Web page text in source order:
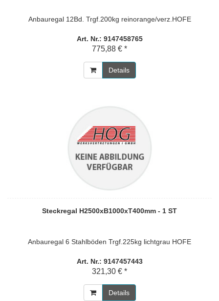
Anbauregal 12Bd. Trgf.200kg reinorange/verz.HOFE
Art. Nr.: 9147458765
775,88 € *
Details
Steckregal H2500xB1000xT400mm - 1 ST
Anbauregal 6 Stahlböden Trgf.225kg lichtgrau HOFE
Art. Nr.: 9147457443
321,30 € *
Details